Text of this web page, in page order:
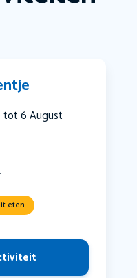
tot 6 August
eten